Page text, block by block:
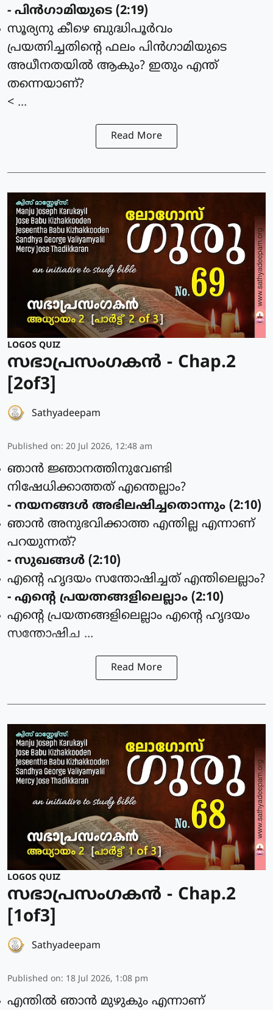
- പിന്‍ഗാമിയുടെ (2:19)
സൂര്യനു കീഴെ ബുദ്ധിപൂര്‍വം
പ്രയത്നിച്ചതിന്റെ ഫലം പിന്‍ഗാമിയുടെ
അധീനതയില്‍ ആകും? ഇതും എന്ത്
തന്നെയാണ്?
< ...
Read More
LOGOS QUIZ
സഭാപ്രസംഗകൻ - Chap.2
[2of3]
Sathyadeepam
Published on: 20 Jul 2026, 12:48 am
ഞാന്‍ ജ്ഞാനത്തിനുവേണ്ടി
നിഷേധിക്കാത്തത് എന്തെല്ലാം?
- നയനങ്ങള്‍ അഭിലഷിച്ചതൊന്നും (2:10)
ഞാന്‍ അനുഭവിക്കാത്ത എന്തില്ല എന്നാണ്
പറയുന്നത്?
- സുഖങ്ങള്‍ (2:10)
എന്റെ ഹൃദയം സന്തോഷിച്ചത് എന്തിലെല്ലാം?
- എന്റെ പ്രയത്നങ്ങളിലെല്ലാം (2:10)
എന്റെ പ്രയത്നങ്ങളിലെല്ലാം എന്റെ ഹൃദയം
സന്തോഷിച ...
Read More
LOGOS QUIZ
സഭാപ്രസംഗകൻ - Chap.2
[1of3]
Sathyadeepam
Published on: 18 Jul 2026, 1:08 pm
എന്തില്‍ ഞാന്‍ മുഴുകും എന്നാണ്